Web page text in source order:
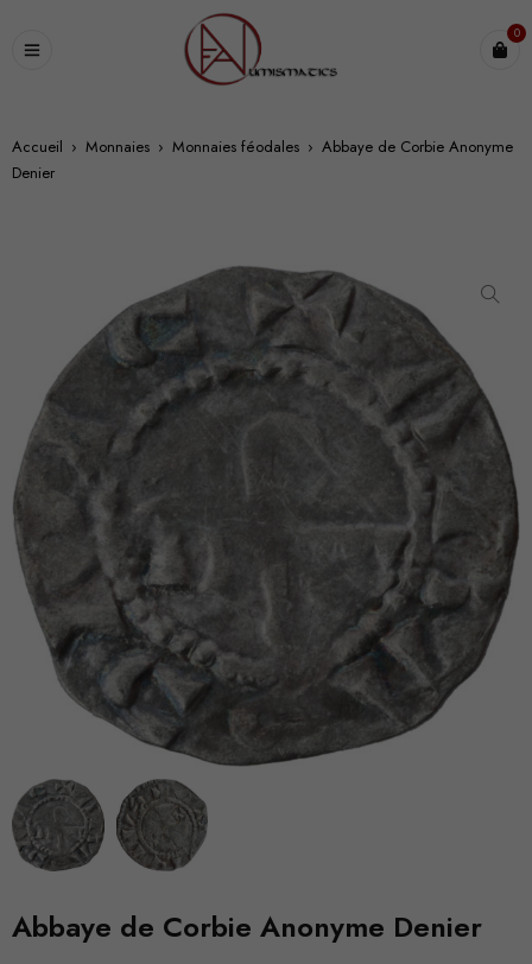
0
Accueil › Monnaies › Monnaies féodales › Abbaye de Corbie Anonyme
Denier
Abbaye de Corbie Anonyme Denier